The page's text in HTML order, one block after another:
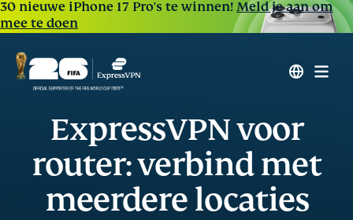
30 nieuwe iPhone 17 Pro's te winnen!Meld je aan om
mee te doen
ExpressVPN voor
router: verbind met
meerdere locaties